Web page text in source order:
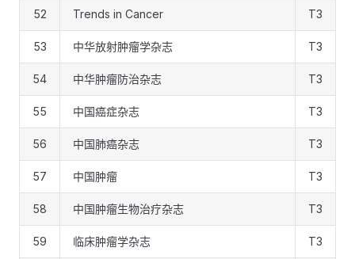
52 Trends in Cancer T3
53 中华放射肿瘤学杂志 T3
54 中华肿瘤防治杂志 T3
55 中国癌症杂志 T3
56 中国肺癌杂志 T3
57 中国肿瘤 T3
58 中国肿瘤生物治疗杂志 T3
59 临床肿瘤学杂志 T3